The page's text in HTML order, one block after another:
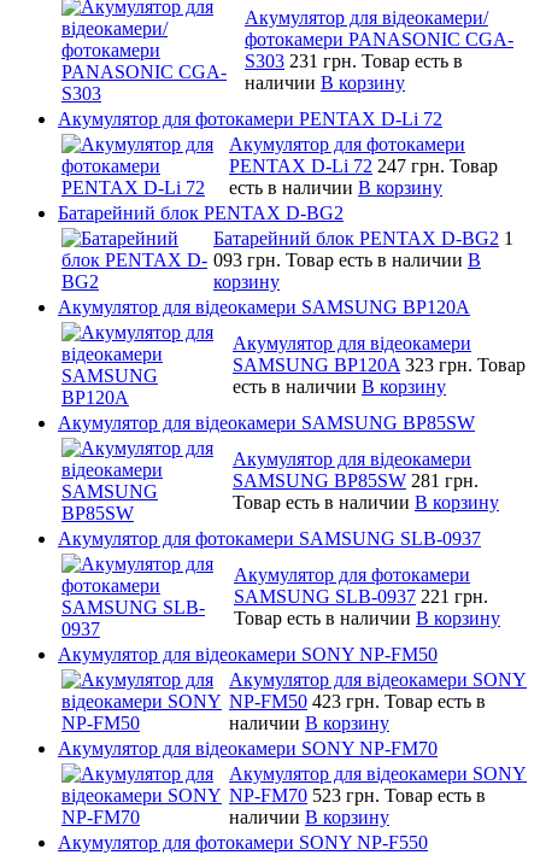
Акумулятор для відеокамери/
фотокамери PANASONIC CGA-
S303 231 грн. Товар есть в
наличии В корзину
Акумулятор для фотокамери PENTAX D-Li 72
Акумулятор для фотокамери
PENTAX D-Li 72 247 грн. Товар
есть в наличии В корзину
Батарейний блок PENTAX D-BG2
Батарейний блок PENTAX D-BG2 1
093 грн. Товар есть в наличии В
корзину
Акумулятор для відеокамери SAMSUNG BP120A
Акумулятор для відеокамери
SAMSUNG BP120A 323 грн. Товар
есть в наличии В корзину
Акумулятор для відеокамери SAMSUNG BP85SW
Акумулятор для відеокамери
SAMSUNG BP85SW 281 грн.
Товар есть в наличии В корзину
Акумулятор для фотокамери SAMSUNG SLB-0937
Акумулятор для фотокамери
SAMSUNG SLB-0937 221 грн.
Товар есть в наличии В корзину
Акумулятор для відеокамери SONY NP-FM50
Акумулятор для відеокамери SONY
NP-FM50 423 грн. Товар есть в
наличии В корзину
Акумулятор для відеокамери SONY NP-FM70
Акумулятор для відеокамери SONY
NP-FM70 523 грн. Товар есть в
наличии В корзину
Акумулятор для фотокамери SONY NP-F550